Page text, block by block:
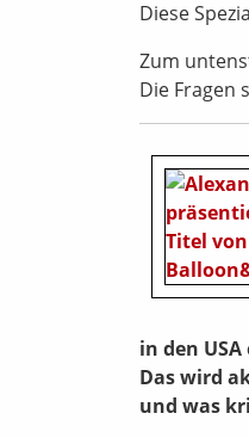
Diese
Zum
Die Fragen
in den
Das wird
und was